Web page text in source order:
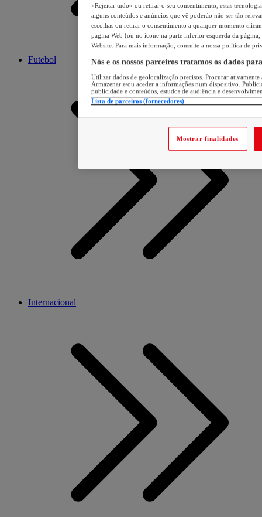
Futebol
Internacional
«Rejeitar tudo» ou retirar o seu consentimento, estas
alguns conteúdos e anúncios que vê poderão não ser tão
escolhas ou retirar o consentimento a qualquer momento
página Web (ou no ícone na parte inferior esquerda da página,
Website. Para mais informação, consulte a nossa política de
Nós e os nossos parceiros tratamos os dados
Utilizar dados de geolocalização precisos. Procurar
Armazenar e/ou aceder a informações num dispositivo.
publicidade e conteúdos, estudos de audiência e
Lista de parceiros (fornecedores)
Mostrar finalidades